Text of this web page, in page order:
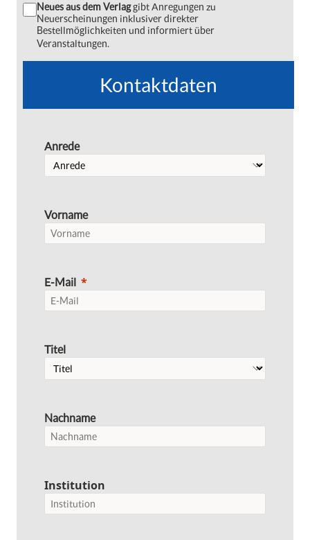
Neues aus dem Verlaggibt Anregungen zu
Neuerscheinungen inklusiver direkter
Bestellmöglichkeiten und informiert über
Veranstaltungen.
Kontaktdaten
Anrede
Vorname
E-Mail
Titel
Nachname
Institution